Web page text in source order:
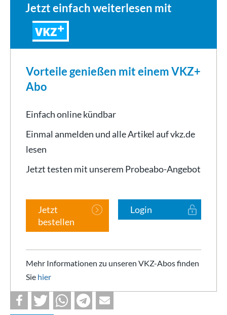
Jetzt einfach weiterlesen mit
VKZ
Vorteile genießen mit einem VKZ+
Abo
Einfach online kündbar
Einmal anmelden und alle Artikel auf vkz.de
lesen
Jetzt testen mit unserem Probeabo-Angebot
Jetzt
bestellen
Login
Mehr Informationen zu unseren VKZ-Abos finden
Sie hier